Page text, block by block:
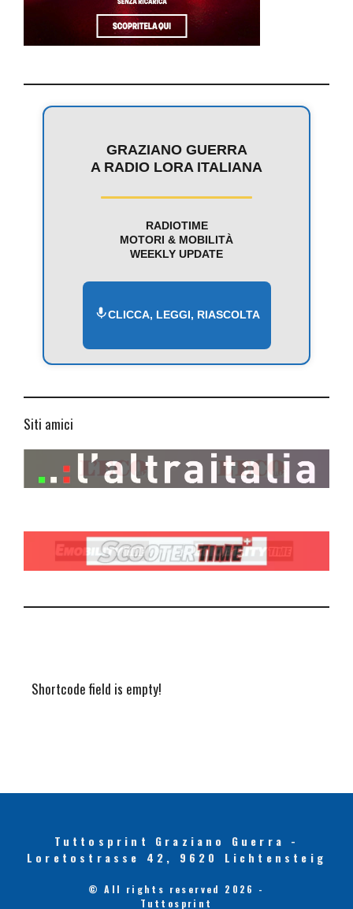
GRAZIANO GUERRA
A RADIO LORA ITALIANA
RADIOTIME
MOTORI & MOBILITÀ
WEEKLY UPDATE
CLICCA, LEGGI, RIASCOLTA
Siti amici
Shortcode field is empty!
Tuttosprint Graziano Guerra -
Loretostrasse 42, 9620 Lichtensteig
© All rights reserved 2026 -
Tuttosprint